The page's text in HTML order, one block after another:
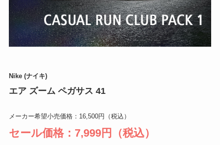
Nike (ナイキ)
エア ズーム ペガサス 41
メーカー希望小売価格：16,500円（税込）
セール価格：7,999円（税込）